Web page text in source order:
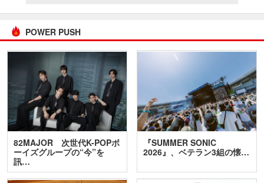
POWER PUSH
82MAJOR 次世代K-POPボ
ーイズグループの“今”を
訊…
『SUMMER SONIC
2026』、ベテラン3組の懐…